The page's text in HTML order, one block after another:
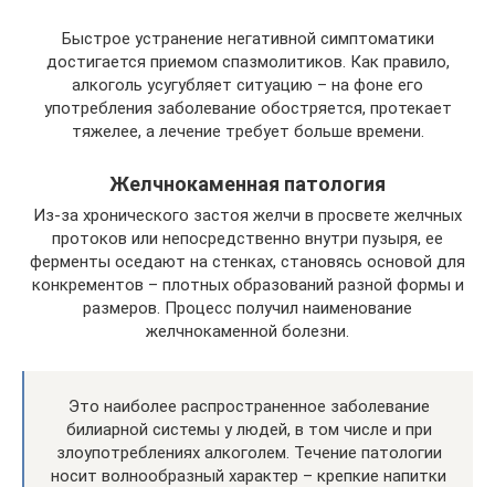
Быстрое устранение негативной симптоматики
достигается приемом спазмолитиков. Как правило,
алкоголь усугубляет ситуацию – на фоне его
употребления заболевание обостряется, протекает
тяжелее, а лечение требует больше времени.
Желчнокаменная патология
Из-за хронического застоя желчи в просвете желчных
протоков или непосредственно внутри пузыря, ее
ферменты оседают на стенках, становясь основой для
конкрементов – плотных образований разной формы и
размеров. Процесс получил наименование
желчнокаменной болезни.
Это наиболее распространенное заболевание
билиарной системы у людей, в том числе и при
злоупотреблениях алкоголем. Течение патологии
носит волнообразный характер – крепкие напитки